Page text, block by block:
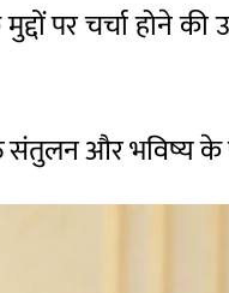
पर चर्चा होने की
संतुलन और भविष्य